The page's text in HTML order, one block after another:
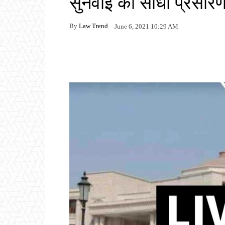
By Law Trend June 6, 2021 10:29 AM